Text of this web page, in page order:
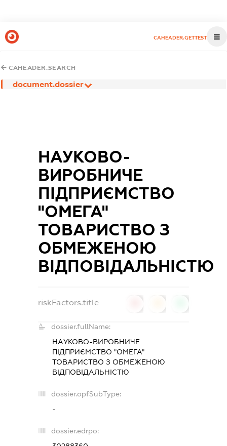
CAHEADER.GETTEST
CAHEADER.SEARCH
document.dossier
НАУКОВО-
ВИРОБНИЧЕ
ПІДПРИЄМСТВО
"ОМЕГА"
ТОВАРИСТВО З
ОБМЕЖЕНОЮ
ВІДПОВІДАЛЬНІСТЮ
riskFactors.title
dossier.fullName:
НАУКОВО-ВИРОБНИЧЕ
ПІДПРИЄМСТВО "ОМЕГА"
ТОВАРИСТВО З ОБМЕЖЕНОЮ
ВІДПОВІДАЛЬНІСТЮ
dossier.opfSubType:
-
dossier.edrpo: